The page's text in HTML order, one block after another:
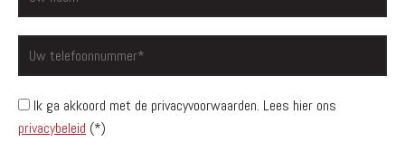
Ik ga akkoord met de privacyvoorwaarden. Lees hier ons
privacybeleid (*)